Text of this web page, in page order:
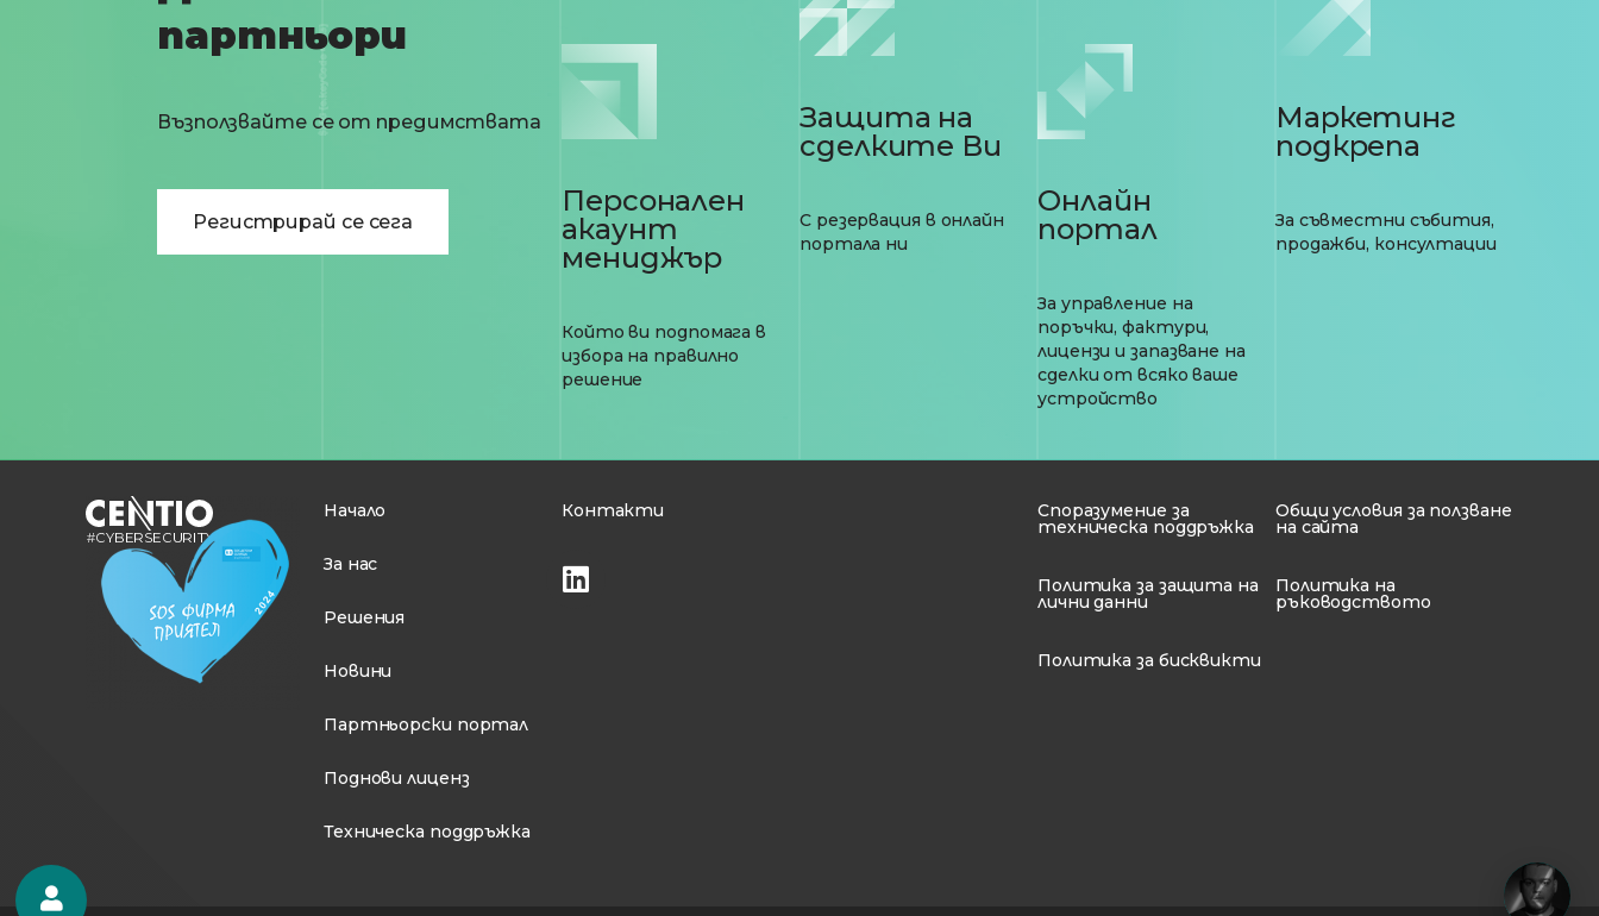
партньори
Възползвайте се от предимствата
Регистрирай се сега
Персонален
акаунт
мениджър
Който ви подпомага в
избора на правилно
решение
Защита на
сделките Ви
С резервация в онлайн
портала ни
Онлайн
портал
За управление на
поръчки, фактури,
лицензи и запазване на
сделки от всяко ваше
устройство
Маркетинг
подкрепа
За съвместни събития,
продажби, консултации
Начало
За нас
Решения
Новини
Партньорски портал
Поднови лиценз
Техническа поддръжка
Контакти Споразумение за
техническа поддръжка
Политика за защита на
лични данни
Политика за бисквикти
Общи условия за ползване
на сайта
Политика на
ръководството